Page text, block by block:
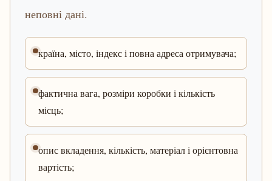
неповні дані.
країна, місто, індекс і повна адреса отримувача;
фактична вага, розміри коробки і кількість
місць;
опис вкладення, кількість, матеріал і орієнтовна
вартість;